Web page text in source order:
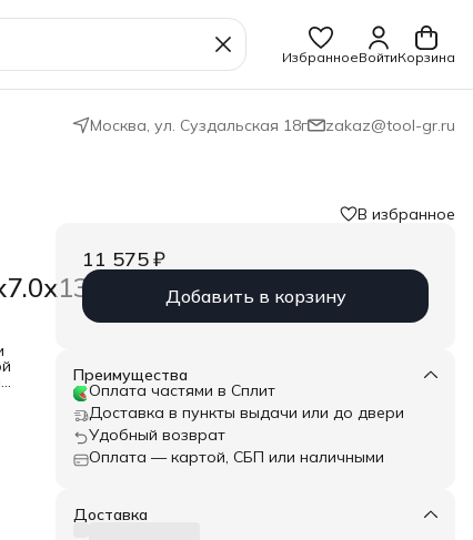
ИзбранноеВойтиКорзина
Москва, ул. Суздальская 18г zakaz@tool-gr.ru
В избранное
11 575 ₽
Добавить в корзину
Преимущества
Оплата частями в Сплит
Доставка в пункты выдачи или до двери
Удобный возврат
Оплата — картой, СБП или наличными
Доставка